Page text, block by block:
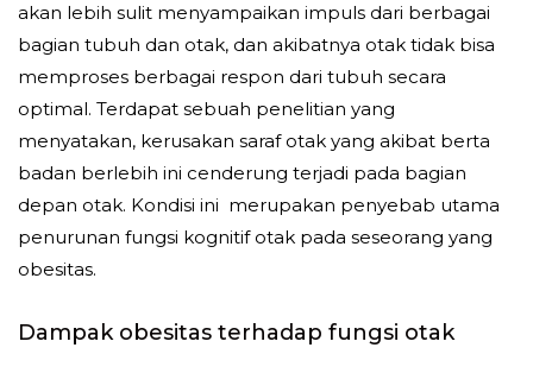
akan lebih sulit menyampaikan impuls dari berbagai
bagian tubuh dan otak, dan akibatnya otak tidak bisa
memproses berbagai respon dari tubuh secara
optimal. Terdapat sebuah penelitian yang
menyatakan, kerusakan saraf otak yang akibat berta
badan berlebih ini cenderung terjadi pada bagian
depan otak. Kondisi ini merupakan penyebab utama
penurunan fungsi kognitif otak pada seseorang yang
obesitas.
Dampak obesitas terhadap fungsi otak